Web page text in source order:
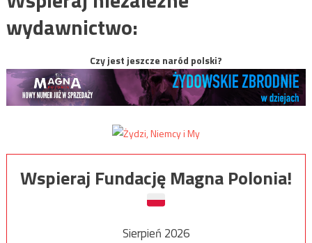
wydawnictwo:
Czy jest jeszcze naród polski?
Wspieraj Fundację Magna Polonia!
Sierpień 2026